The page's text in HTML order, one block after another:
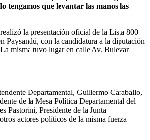
tengamos que levantar las manos las
realizó la presentación oficial de la Lista 800
Paysandú, con la candidatura a la diputación
misma tuvo lugar en calle Av. Bulevar
Departamental, Guillermo Caraballo,
de la Mesa Política Departamental del
Pastorini, Presidente de la Junta
actores políticos de la misma fuerza